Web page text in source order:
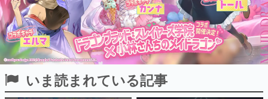
ピックアップ
いま読まれている記事